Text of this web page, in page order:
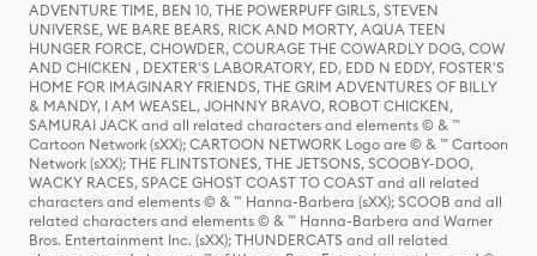
ADVENTURE TIME, BEN 10, THE POWERPUFF GIRLS, STEVEN
UNIVERSE, WE BARE BEARS, RICK AND MORTY, AQUA TEEN
HUNGER FORCE, CHOWDER, COURAGE THE COWARDLY DOG, COW
AND CHICKEN , DEXTER'S LABORATORY, ED, EDD N EDDY, FOSTER'S
HOME FOR IMAGINARY FRIENDS, THE GRIM ADVENTURES OF BILLY
& MANDY, I AM WEASEL, JOHNNY BRAVO, ROBOT CHICKEN,
SAMURAI JACK and all related characters and elements © & ™
Cartoon Network (sXX); CARTOON NETWORK Logo are © & ™ Cartoon
Network (sXX); THE FLINTSTONES, THE JETSONS, SCOOBY-DOO,
WACKY RACES, SPACE GHOST COAST TO COAST and all related
characters and elements © & ™ Hanna-Barbera (sXX); SCOOB and all
related characters and elements © & ™ Hanna-Barbera and Warner
Bros. Entertainment Inc. (sXX); THUNDERCATS and all related